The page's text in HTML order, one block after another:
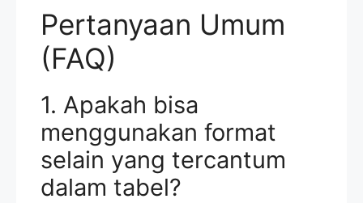
Pertanyaan Umum
(FAQ)
1. Apakah bisa
menggunakan format
selain yang tercantum
dalam tabel?